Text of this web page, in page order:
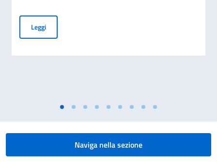
LeggiAVVISO ESPLORATIVO DI MANIFESTAZIONE DI
Naviga nella sezione